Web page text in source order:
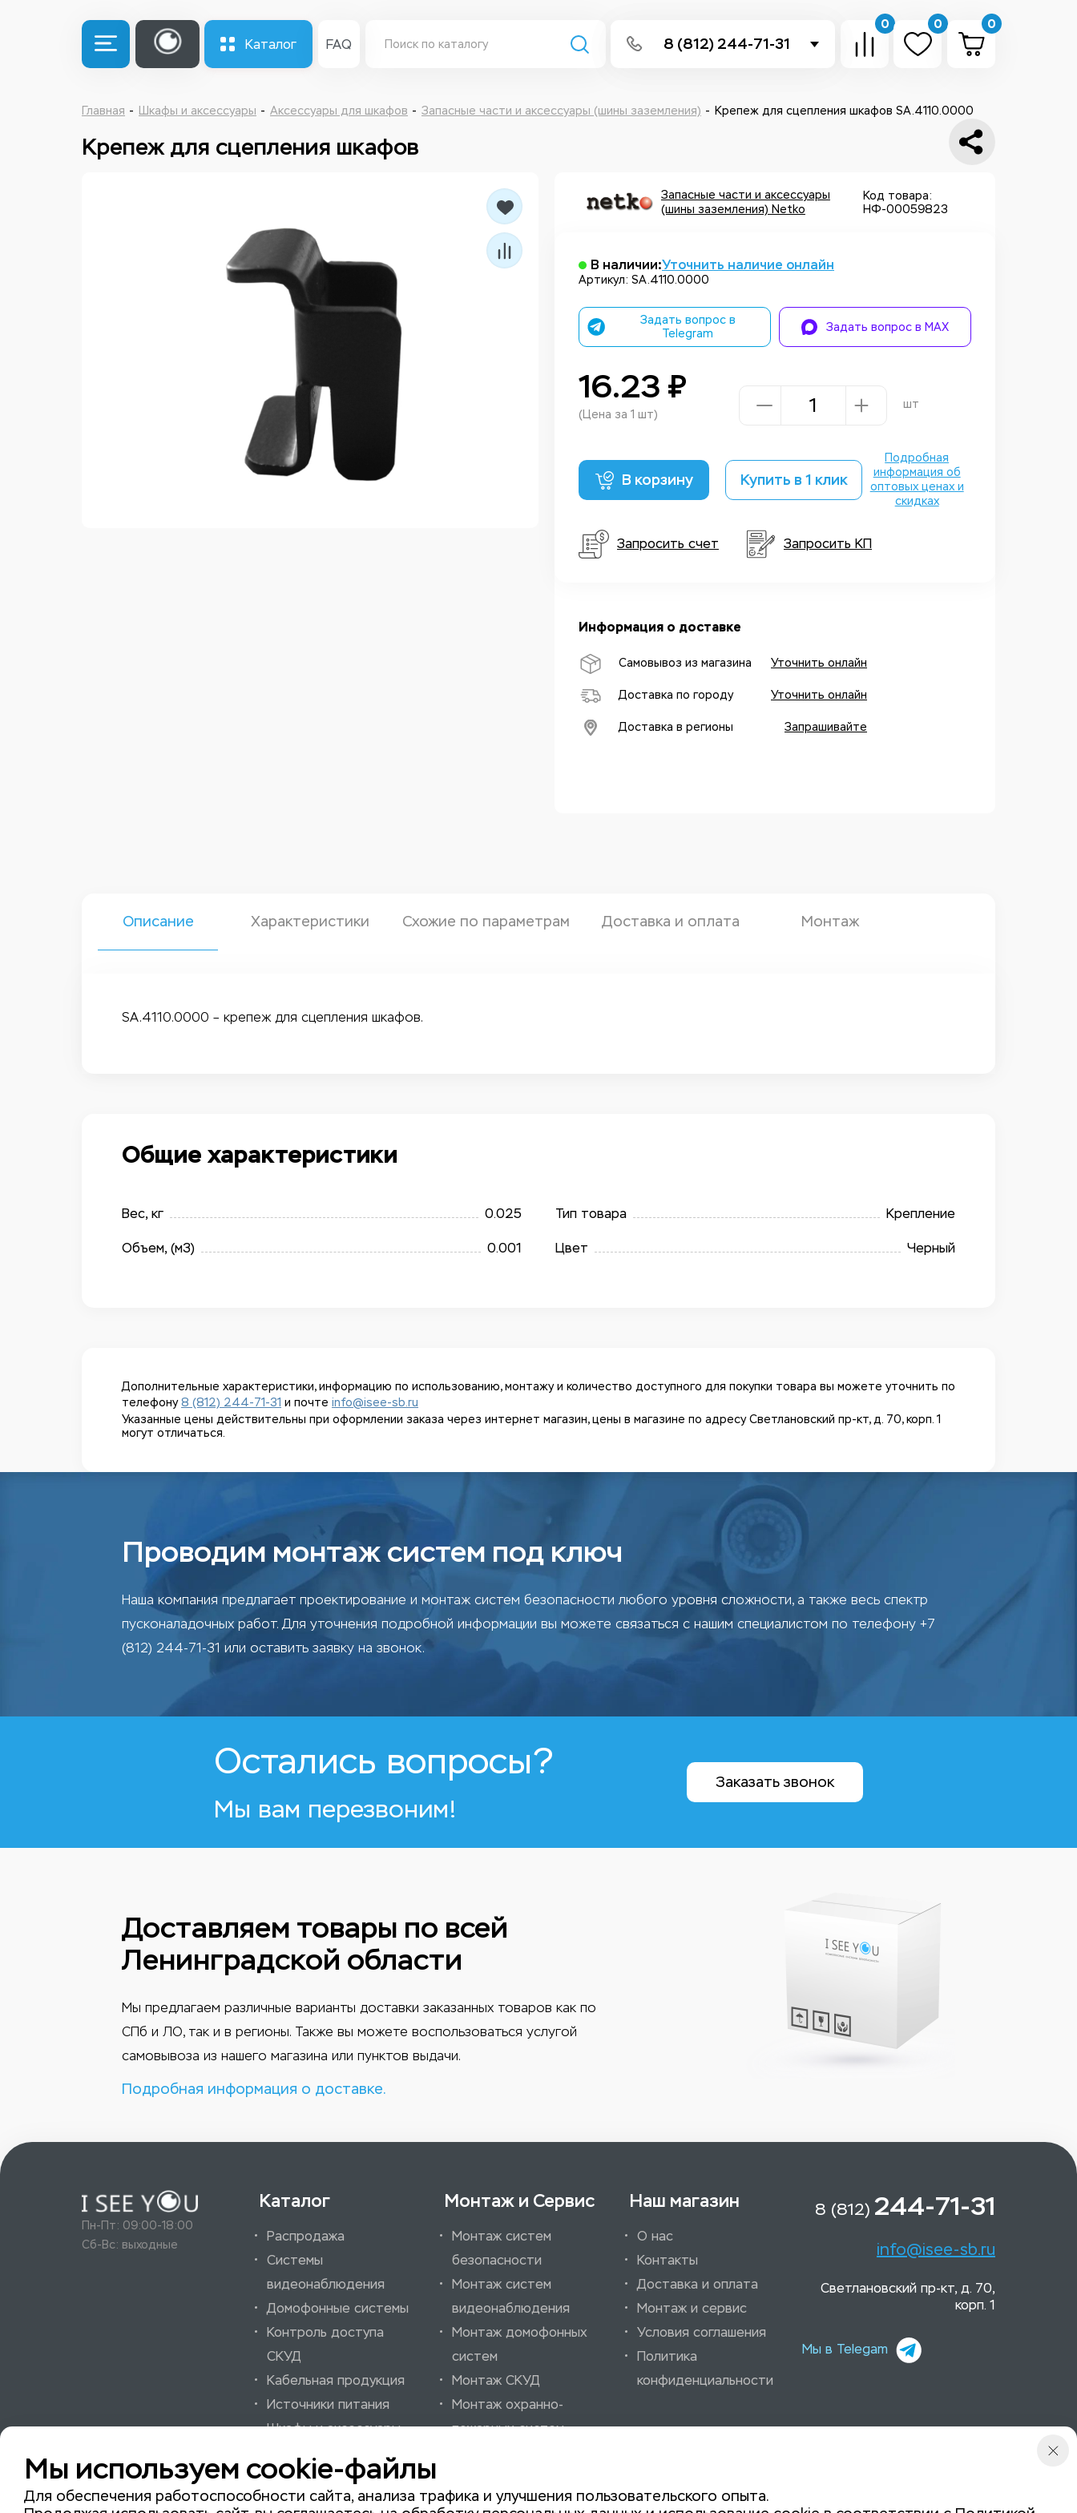
Каталог FAQ 8 (812) 244-71-31
Написать в Telegram
0 0 0
Главная Шкафы и аксессуары Аксессуары для шкафов Запасные части и аксессуары (шины заземления) Крепеж для сцепления шкафов SA.4110.0000
Крепеж для сцепления шкафов
Запасные части и аксессуары
(шины заземления) Netko
Код товара:
НФ-00059823
В наличии:Уточнить наличие онлайн
Артикул: SA.4110.0000
Задать вопрос в
Telegram
Задать вопрос в MAX
16.23 ₽
(Цена за 1 шт)
шт
В корзину Купить в 1 клик
Подробная
информация об
оптовых ценах и
скидках
Запросить счет Запросить КП
Информация о доставке
Самовывоз из магазина Уточнить онлайн
Доставка по городу Уточнить онлайн
Доставка в регионы Запрашивайте
Описание Характеристики Схожие по параметрам Доставка и оплата Монтаж
SA.4110.0000 – крепеж для сцепления шкафов.
Общие характеристики
Вес, кг 0.025
Объем, (м3) 0.001
Тип товара Крепление
Цвет Черный
Дополнительные характеристики, информацию по использованию, монтажу и количество доступного для покупки товара вы можете уточнить по
телефону8 (812) 244-71-31 и почте info@isee-sb.ru
Указанные цены действительны при оформлении заказа через интернет магазин, цены в магазине по адресу Светлановский пр-кт, д. 70, корп. 1
могут отличаться.
Проводим монтаж систем под ключ
Наша компания предлагает проектирование и монтаж систем безопасности любого уровня сложности, а также весь спектр
пусконаладочных работ. Для уточнения подробной информации вы можете связаться с нашим специалистом по телефону +7
(812) 244-71-31 или оставить заявку на звонок.
Остались вопросы?
Мы вам перезвоним!
Заказать звонок
Доставляем товары по всей
Ленинградской области
Мы предлагаем различные варианты доставки заказанных товаров как по
СПб и ЛО, так и в регионы. Также вы можете воспользоваться услугой
самовывоза из нашего магазина или пунктов выдачи.
Подробная информация о доставке.
Пн-Пт: 09:00-18:00
Сб-Вс: выходные
Каталог
Распродажа
Системы
видеонаблюдения
Домофонные системы
Контроль доступа
СКУД
Кабельная продукция
Источники питания
Шкафы и аксессуары
пожарной сигнализации
Монтаж и Сервис
Монтаж систем
безопасности
Монтаж систем
видеонаблюдения
Монтаж домофонных
систем
Монтаж СКУД
Монтаж охранно-
пожарных систем
для ворот
Наш магазин
О нас
Контакты
Доставка и оплата
Монтаж и сервис
Условия соглашения
Политика
конфиденциальности
8 (812) 244-71-31
info@isee-sb.ru
Светлановский пр-кт, д. 70,
корп. 1
Мы в Telegam
Мы используем cookie-файлы
Для обеспечения работоспособности сайта, анализа трафика и улучшения пользовательского опыта.